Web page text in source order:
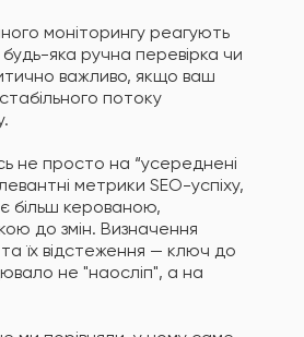
моніторингу реагують
яка ручна перевірка чи
важливо, якщо ваш
потоку
не просто на “усереднені
метрики SEO-успіху,
більш керованою,
до змін. Визначення
їх відстеження — ключ до
не "наосліп", а на